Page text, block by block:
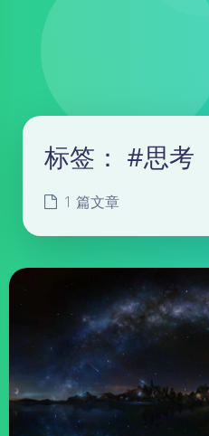
标签： #思考
1 篇文章